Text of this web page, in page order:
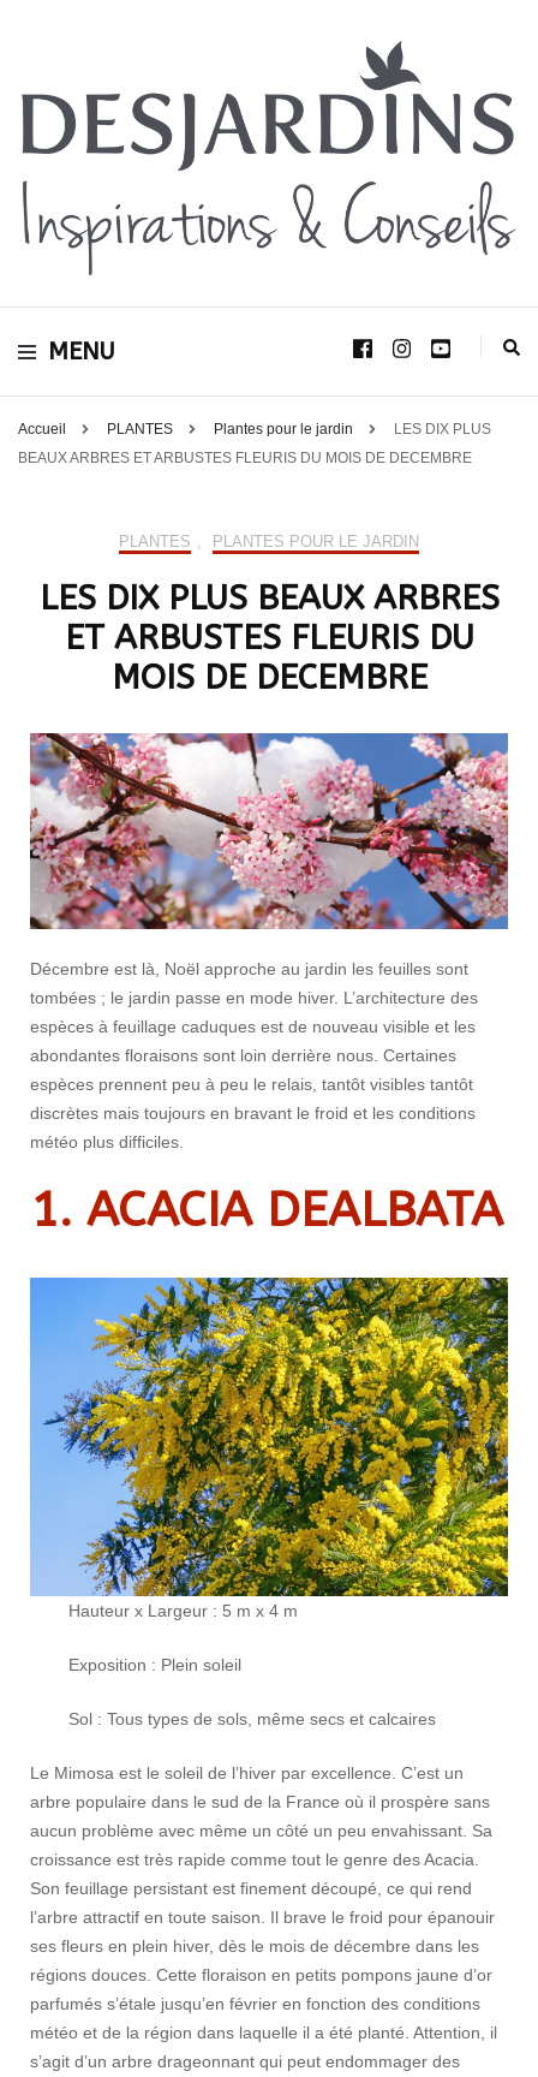
Desjardins
Inspirations &
Conseils
Avec le blog Desjardins, nous avons pour volonté de partager et de transmettre
d’aménagement d’intérieur et d’extérieur.
MENU
Accueil PLANTES Plantes pour le jardin
LES DIX PLUS
BEAUX ARBRES ET ARBUSTES FLEURIS DU MOIS DE DECEMBRE
PLANTES , PLANTES POUR LE JARDIN
LES DIX PLUS BEAUX ARBRES
ET ARBUSTES FLEURIS DU
MOIS DE DECEMBRE
Décembre est là, Noël approche au jardin les feuilles sont
tombées ; le jardin passe en mode hiver. L’architecture des
espèces à feuillage caduques est de nouveau visible et les
abondantes floraisons sont loin derrière nous. Certaines
espèces prennent peu à peu le relais, tantôt visibles tantôt
discrètes mais toujours en bravant le froid et les conditions
météo plus difficiles.
1. ACACIA DEALBATA
Hauteur x Largeur : 5 m x 4 m
Exposition : Plein soleil
Sol : Tous types de sols, même secs et calcaires
Le Mimosa est le soleil de l’hiver par excellence. C’est un
arbre populaire dans le sud de la France où il prospère sans
aucun problème avec même un côté un peu envahissant. Sa
croissance est très rapide comme tout le genre des Acacia.
Son feuillage persistant est finement découpé, ce qui rend
l’arbre attractif en toute saison. Il brave le froid pour épanouir
ses fleurs en plein hiver, dès le mois de décembre dans les
régions douces. Cette floraison en petits pompons jaune d’or
parfumés s’étale jusqu’en février en fonction des conditions
météo et de la région dans laquelle il a été planté. Attention, il
s’agit d’un arbre drageonnant qui peut endommager des